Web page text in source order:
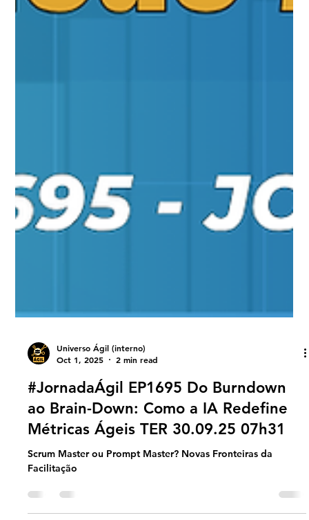
Oct 1, 2025
2 min read
#JornadaÁgil EP1695 Do Burndown
ao Brain-Down: Como a IA Redefine
Métricas Ágeis TER 30.09.25 07h31
Facilitação